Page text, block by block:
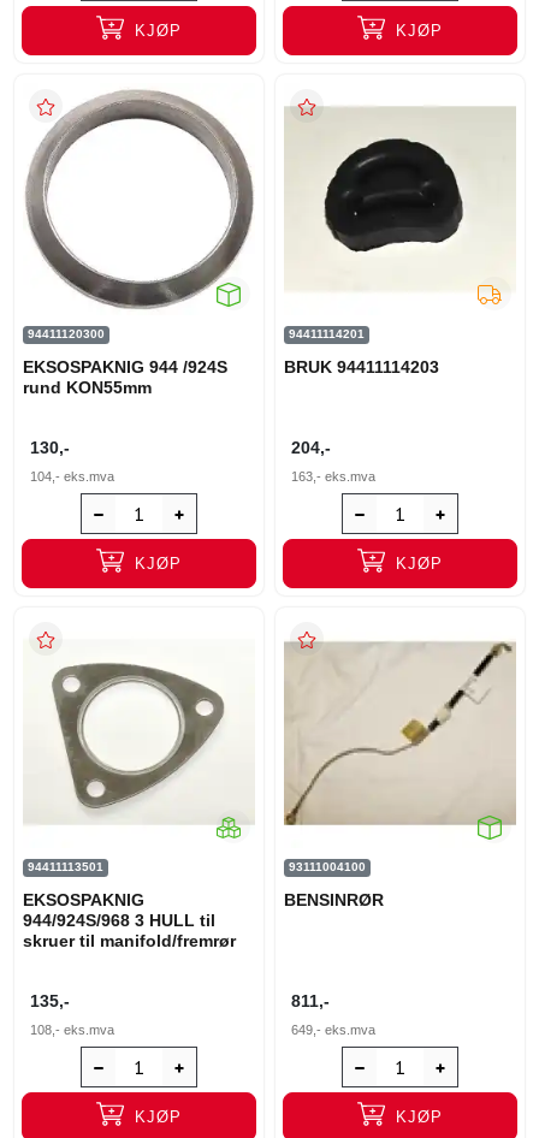
KJØP KJØP
94411120300
EKSOSPAKNIG 944 /924S
rund KON55mm
130,-
104,- eks.mva
KJØP
94411114201
BRUK 94411114203
204,-
163,- eks.mva
KJØP
94411113501
EKSOSPAKNIG
944/924S/968 3 HULL til
skruer til manifold/fremrør
135,-
108,- eks.mva
KJØP
93111004100
BENSINRØR
811,-
649,- eks.mva
KJØP